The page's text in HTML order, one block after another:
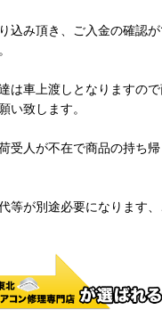
込み頂き、ご入金の確認
は車上渡しとなりますの
い致します。
受人が不在で商品の持ち
等が別途必要になります、